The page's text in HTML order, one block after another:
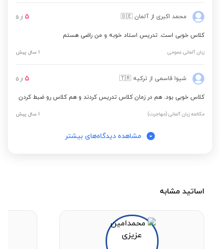
محمد اکبری از آلمان 🇩🇪
5 از 5
کلاس خوبی است. تدریس استاد خوبه و من راضی هستم
زبان آلمانی عمومی 1 سال پیش
شیوا قاسمی از ترکیه 🇹🇷
5 از 5
کلاس خوبی بود. هم در زمان کلاس تدریس کردند و هم کلاس رو ضبط کردن
مکالمه زبان آلمانی (مهاجرت) 1 سال پیش
مشاهده دیدگاه‌های بیشتر
اساتید مشابه